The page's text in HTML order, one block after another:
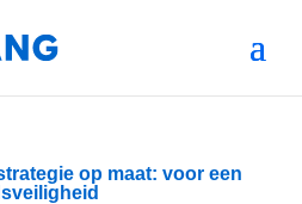
op maat: voor een